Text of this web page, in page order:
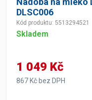
DLSC006
Kód produktu: 5513294521
Skladem
1 049 Kč
867 Kč bez DPH